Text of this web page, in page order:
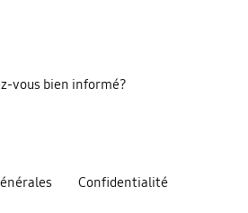
Confidentialité
vous bien informé?